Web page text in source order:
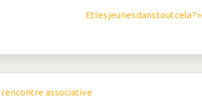
Et les jeunes dans tout cela ? »
rencontre associative